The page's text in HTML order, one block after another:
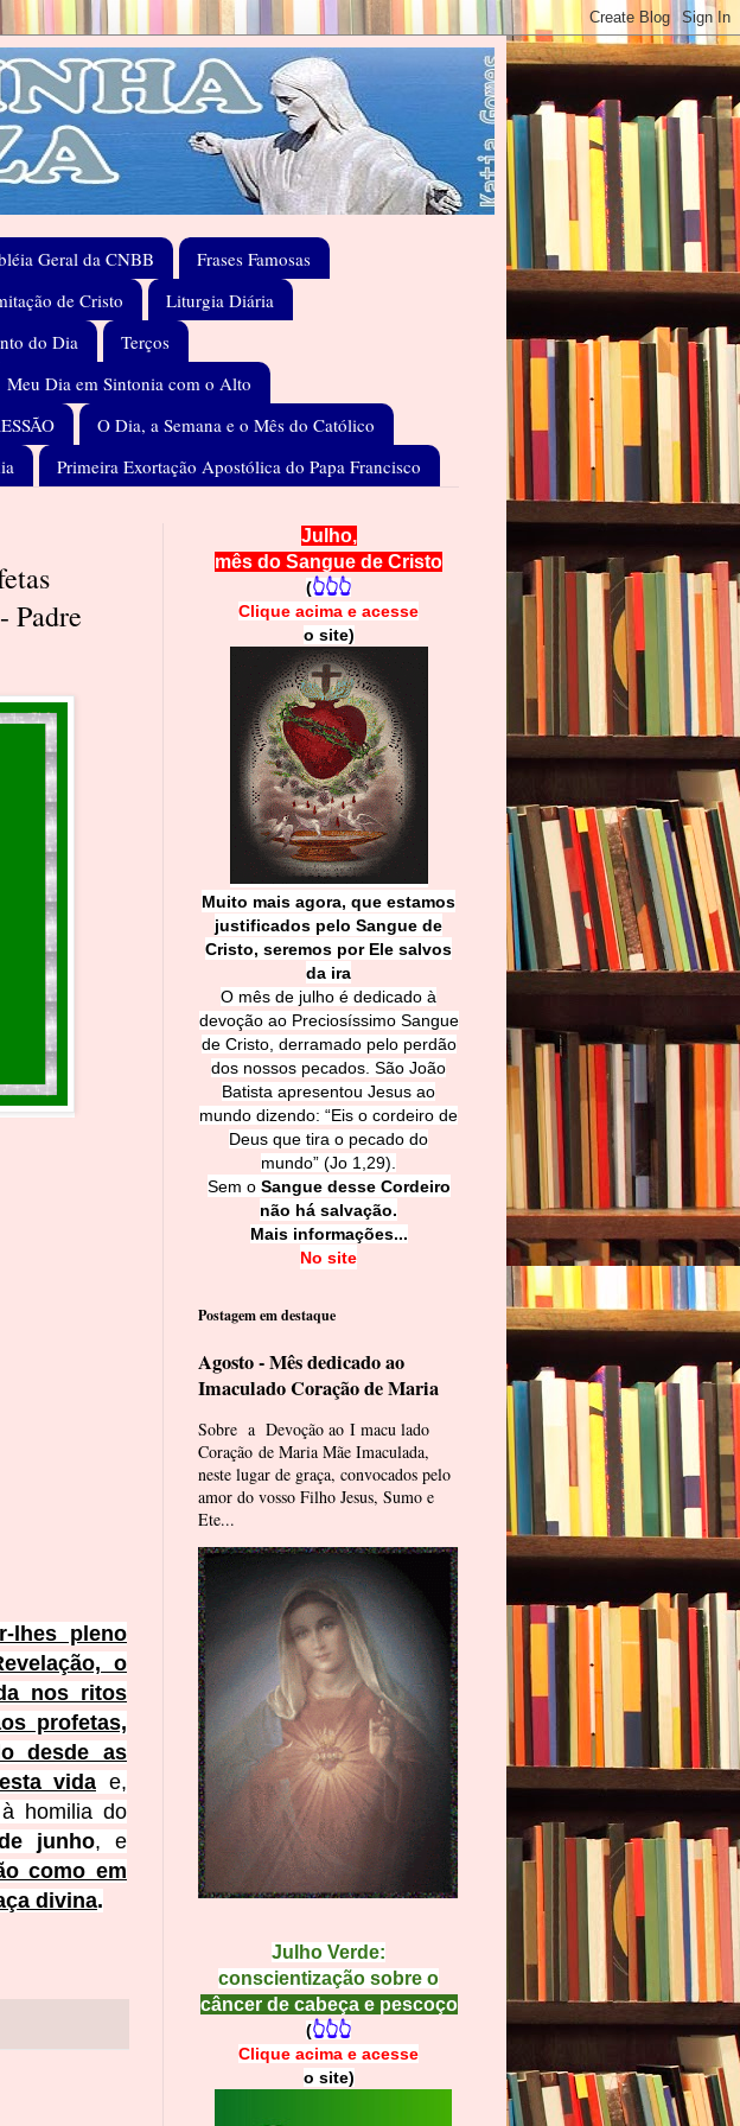
Geral da CNBB
Frases Famosas
de Cristo
Liturgia Diária
do Dia
Terços
Meu Dia em Sintonia com o Alto
O Dia, a Semana e o Mês do Católico
Primeira Exortação Apostólica do Papa Francisco
Padre
lhes pleno
o
nos ritos
profetas,
desde as
vida e,
homilia do
junho, e
como em
divina.
Julho,
mês do Sangue de Cristo
(👆👆👆
Clique acima e acesse
o site)
Muito mais agora, que estamos
justificados pelo Sangue de
Cristo, seremos por Ele salvos
da ira
O mês de julho é dedicado à
devoção ao Preciosíssimo Sangue
de Cristo, derramado pelo perdão
dos nossos pecados. São João
Batista apresentou Jesus ao
mundo dizendo: “Eis o cordeiro de
Deus que tira o pecado do
mundo” (Jo 1,29).
Sem o Sangue desse Cordeiro
não há salvação.
Mais informações...
No site
Postagem em destaque
Agosto - Mês dedicado ao
Imaculado Coração de Maria
Sobre a Devoção ao I macu lado
Coração de Maria Mãe Imaculada,
neste lugar de graça, convocados pelo
amor do vosso Filho Jesus, Sumo e
Ete...
Julho Verde:
conscientização sobre o
câncer de cabeça e pescoço
(👆👆👆
Clique acima e acesse
o site)